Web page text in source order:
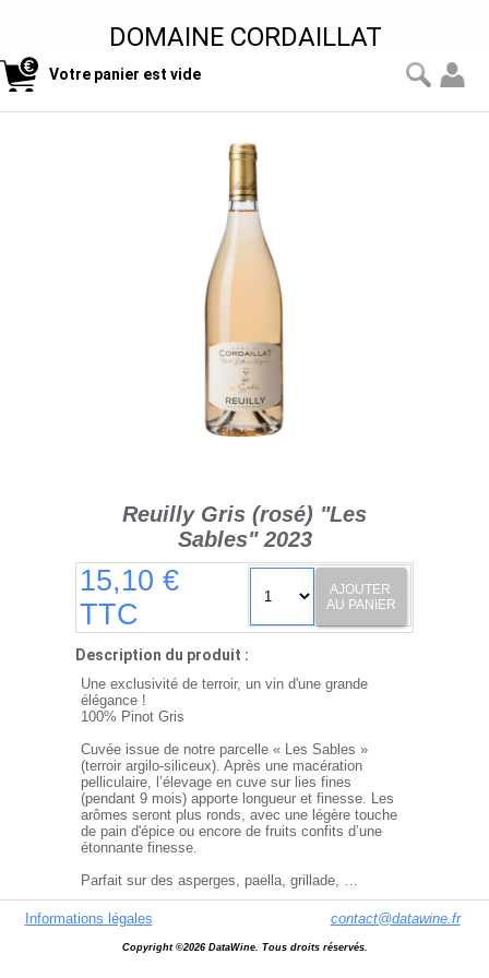
DOMAINE CORDAILLAT
Votre panier est vide
Reuilly Gris (rosé) "Les
Sables" 2023
15,10 €
TTC
AJOUTER
AU PANIER
Description du produit :
Une exclusivité de terroir, un vin d'une grande
élégance !
100% Pinot Gris
Cuvée issue de notre parcelle « Les Sables »
(terroir argilo-siliceux). Après une macération
pelliculaire, l’élevage en cuve sur lies fines
(pendant 9 mois) apporte longueur et finesse. Les
arômes seront plus ronds, avec une légère touche
de pain d'épice ou encore de fruits confits d’une
étonnante finesse.
Parfait sur des asperges, paella, grillade, …
Informations légales contact@datawine.fr
Copyright ©2026 DataWine. Tous droits réservés.